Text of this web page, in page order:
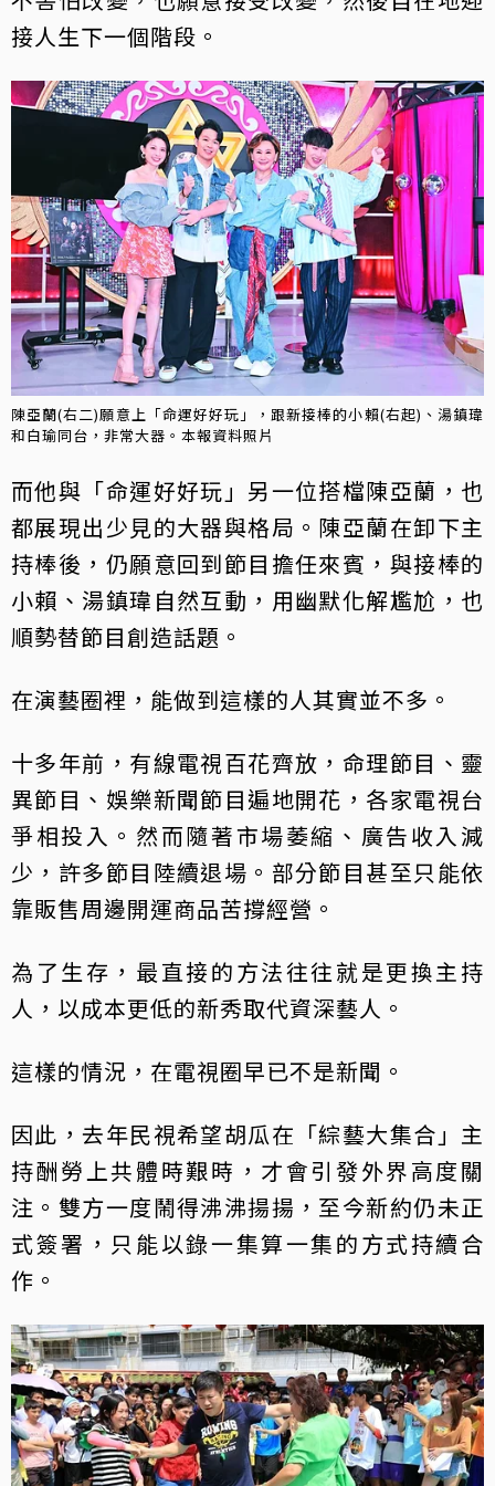
接人生下一個階段。
陳亞蘭(右二)願意上「命運好好玩」，跟新接棒的小賴(右起)、湯鎮瑋
和白瑜同台，非常大器。本報資料照片
而他與「命運好好玩」另一位搭檔陳亞蘭，也
都展現出少見的大器與格局。陳亞蘭在卸下主
持棒後，仍願意回到節目擔任來賓，與接棒的
小賴、湯鎮瑋自然互動，用幽默化解尷尬，也
順勢替節目創造話題。
在演藝圈裡，能做到這樣的人其實並不多。
十多年前，有線電視百花齊放，命理節目、靈
異節目、娛樂新聞節目遍地開花，各家電視台
爭相投入。然而隨著市場萎縮、廣告收入減
少，許多節目陸續退場。部分節目甚至只能依
靠販售周邊開運商品苦撐經營。
為了生存，最直接的方法往往就是更換主持
人，以成本更低的新秀取代資深藝人。
這樣的情況，在電視圈早已不是新聞。
因此，去年民視希望胡瓜在「綜藝大集合」主
持酬勞上共體時艱時，才會引發外界高度關
注。雙方一度鬧得沸沸揚揚，至今新約仍未正
式簽署，只能以錄一集算一集的方式持續合
作。